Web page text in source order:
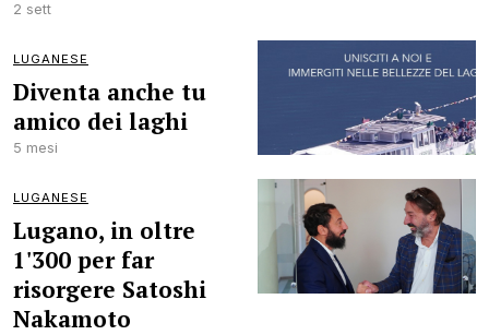
2 sett
LUGANESE
Diventa anche tu
amico dei laghi
5 mesi
LUGANESE
Lugano, in oltre
1'300 per far
risorgere Satoshi
Nakamoto